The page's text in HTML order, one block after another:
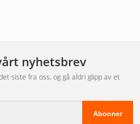
nyhetsbrev
siste fra oss, og gå aldri glipp av et
Abonner